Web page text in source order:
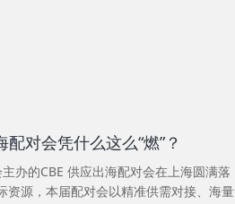
对会凭什么这么“燃”？
办的CBE 供应出海配对会在上海圆满落
资源，本届配对会以精准供需对接、海量